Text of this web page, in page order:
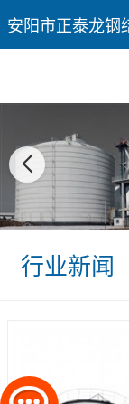
安阳市正泰龙钢
行业新闻